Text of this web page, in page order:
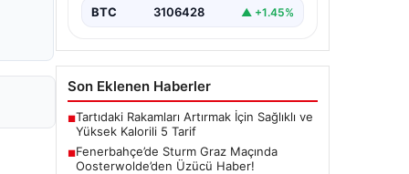
BTC 3106428 ▲ +1.45%
Son Eklenen Haberler
■Tartıdaki Rakamları Artırmak İçin Sağlıklı ve
Yüksek Kalorili 5 Tarif
■Fenerbahçe’de Sturm Graz Maçında
Oosterwolde’den Üzücü Haber!